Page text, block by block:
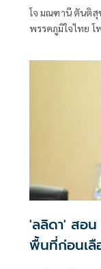
โจ มณฑานี ตันติสุ
พรรคภูมิใจไทย
ที่เป็นพรรคที่ทุกฝั่
'ลลิดา' สอน
พื้นที่ก่อนเลื